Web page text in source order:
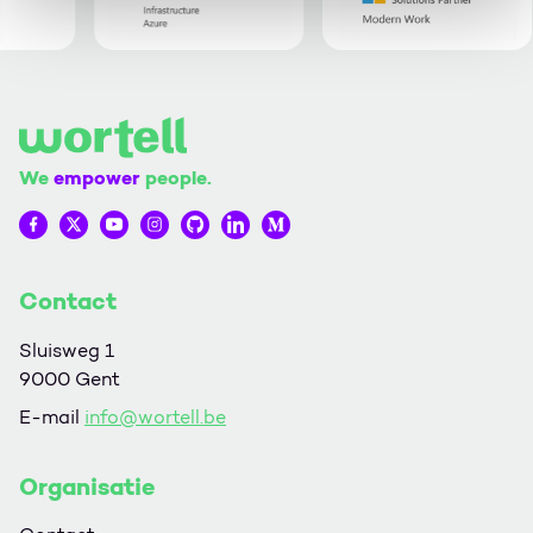
Weempower people.
Wortell op Facebook
Wortell op Twitter
Wortell op YouTube
Wortell op Instagram
Wortell op Github
Wortell op LinkedIn
Wortell op Medium
Contact
Sluisweg 1
9000 Gent
E-mail info@wortell.be
Organisatie